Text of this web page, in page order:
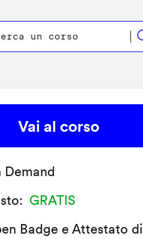
Vai al corso
Demand
GRATIS
Badge e Attestato di